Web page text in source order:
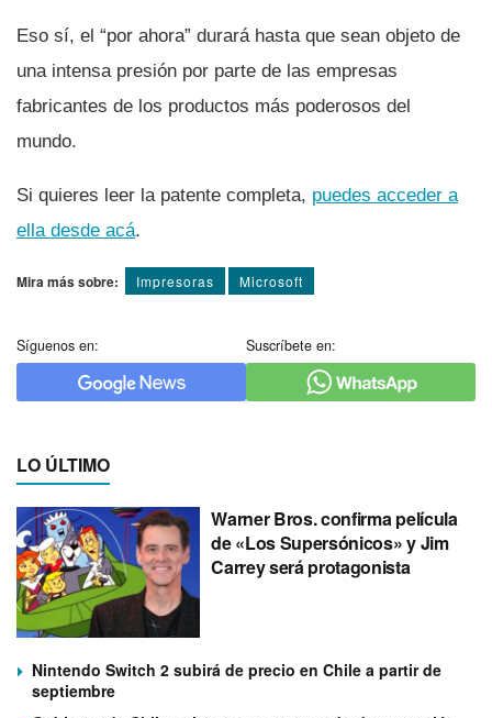
Eso sí­, el “por ahora” durará hasta que sean objeto de
una intensa presión por parte de las empresas
fabricantes de los productos más poderosos del
mundo.
Si quieres leer la patente completa, puedes acceder a
ella desde acá.
Mira más sobre: Impresoras Microsoft
Síguenos en: Suscríbete en:
LO ÚLTIMO
Warner Bros. confirma película
de «Los Supersónicos» y Jim
Carrey será protagonista
Nintendo Switch 2 subirá de precio en Chile a partir de
septiembre